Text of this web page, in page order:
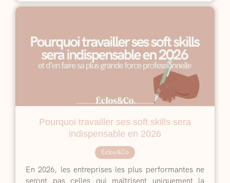
Pourquoi travailler ses soft skills sera
indispensable en 2026
Éclos&Co
En 2026, les entreprises les plus performantes ne
seront pas celles qui maîtrisent uniquement la